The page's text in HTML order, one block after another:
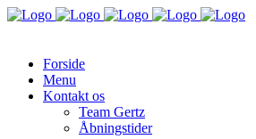
Forside
Menu
Kontakt os
Team Gertz
Åbningstider